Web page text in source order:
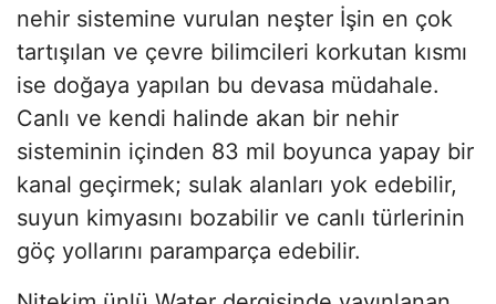
nehir sistemine vurulan neşter İşin en çok
tartışılan ve çevre bilimcileri korkutan kısmı
ise doğaya yapılan bu devasa müdahale.
Canlı ve kendi halinde akan bir nehir
sisteminin içinden 83 mil boyunca yapay bir
kanal geçirmek; sulak alanları yok edebilir,
suyun kimyasını bozabilir ve canlı türlerinin
göç yollarını paramparça edebilir.